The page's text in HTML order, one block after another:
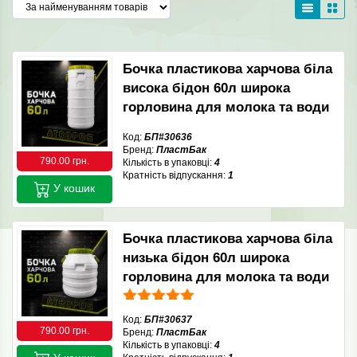
790.00 грн.
Бочка пластикова харчова біла
висока бідон 60л широка
горловина для молока та води
Код: БП#30636
Бренд: ПластБак
Кількість в упаковці: 4
Кратність відпускання: 1
У кошик
790.00 грн.
Бочка пластикова харчова біла
низька бідон 60л широка
горловина для молока та води
Код: БП#30637
Бренд: ПластБак
Кількість в упаковці: 4